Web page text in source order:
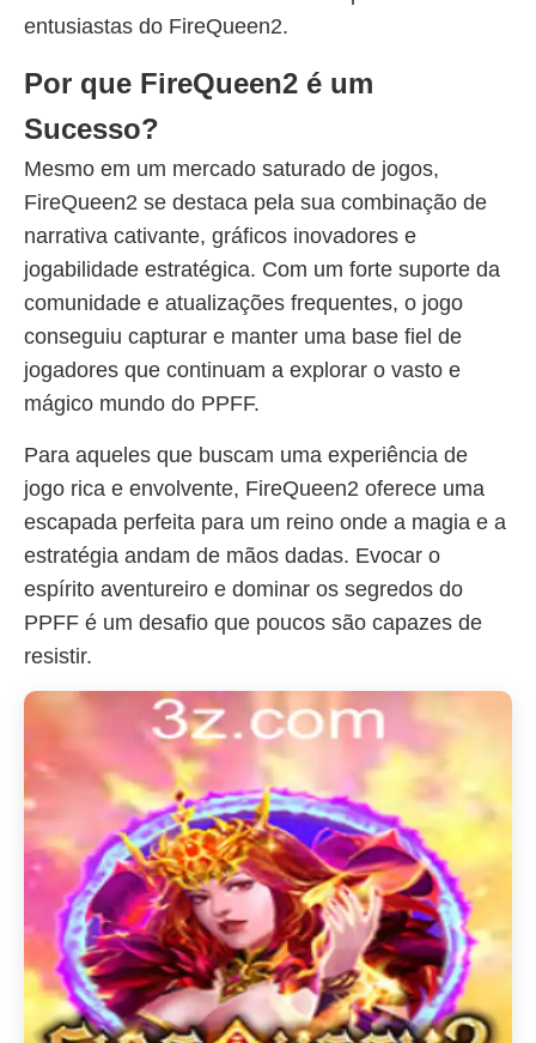
entusiastas do FireQueen2.
Por que FireQueen2 é um
Sucesso?
Mesmo em um mercado saturado de jogos,
FireQueen2 se destaca pela sua combinação de
narrativa cativante, gráficos inovadores e
jogabilidade estratégica. Com um forte suporte da
comunidade e atualizações frequentes, o jogo
conseguiu capturar e manter uma base fiel de
jogadores que continuam a explorar o vasto e
mágico mundo do PPFF.
Para aqueles que buscam uma experiência de
jogo rica e envolvente, FireQueen2 oferece uma
escapada perfeita para um reino onde a magia e a
estratégia andam de mãos dadas. Evocar o
espírito aventureiro e dominar os segredos do
PPFF é um desafio que poucos são capazes de
resistir.